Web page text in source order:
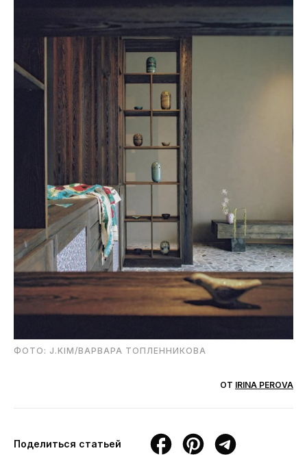
ФОТО: J.KIM/ВАРВАРА ТОПЛЕННИКОВА
ОТ IRINA PEROVA
Поделиться статьей